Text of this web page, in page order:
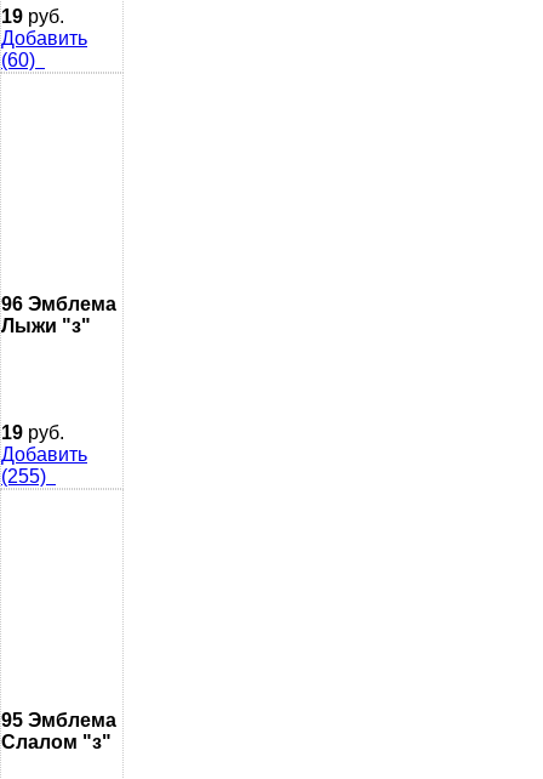
19 руб.
Добавить
(60)
96 Эмблема
Лыжи "з"
19 руб.
Добавить
(255)
95 Эмблема
Слалом "з"